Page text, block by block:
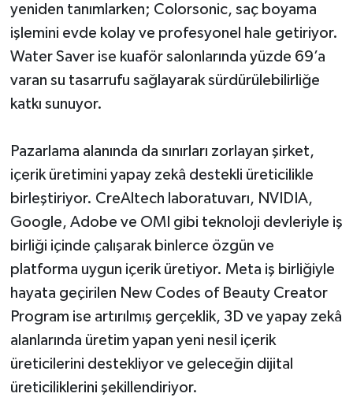
yeniden tanımlarken; Colorsonic, saç boyama
işlemini evde kolay ve profesyonel hale getiriyor.
Water Saver ise kuaför salonlarında yüzde 69’a
varan su tasarrufu sağlayarak sürdürülebilirliğe
katkı sunuyor.
Pazarlama alanında da sınırları zorlayan şirket,
içerik üretimini yapay zekâ destekli üreticilikle
birleştiriyor. CreAltech laboratuvarı, NVIDIA,
Google, Adobe ve OMI gibi teknoloji devleriyle iş
birliği içinde çalışarak binlerce özgün ve
platforma uygun içerik üretiyor. Meta iş birliğiyle
hayata geçirilen New Codes of Beauty Creator
Program ise artırılmış gerçeklik, 3D ve yapay zekâ
alanlarında üretim yapan yeni nesil içerik
üreticilerini destekliyor ve geleceğin dijital
üreticiliklerini şekillendiriyor.